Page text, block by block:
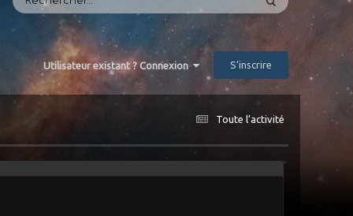
Utilisateur existant ? Connexion S’inscrire
Toute l’activité